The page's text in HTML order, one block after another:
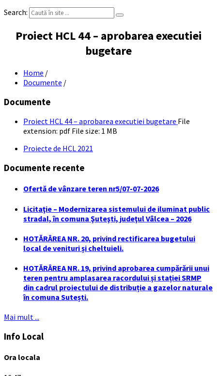
Search:
Proiect HCL 44 – aprobarea executiei
bugetare
Home /
Documente /
Documente
Proiect HCL 44 – aprobarea executiei bugetare File
extension: pdf File size: 1 MB
Proiecte de HCL 2021
Documente recente
Ofertă de vânzare teren nr5/07-07-2026
Licitaţie – Modernizarea sistemului de iluminat public
stradal, în comuna Şuteşti, judeţul Vâlcea – 2026
HOTĂRÂREA NR. 20, privind rectificarea bugetului
local de venituri și cheltuieli.
HOTĂRÂREA NR. 19, privind aprobarea cumpărării unui
teren pentru amplasarea racordului și stației SRMP
din cadrul proiectului de distribuție a gazelor naturale
în comuna Sutești.
Mai mult ...
Info Local
Ora locala